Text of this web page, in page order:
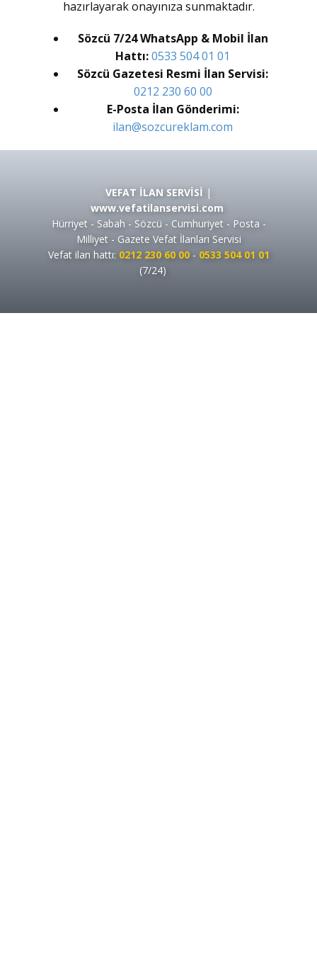
hazırlayarak onayınıza sunmaktadır.
Sözcü 7/24 WhatsApp & Mobil İlan
Hattı:0533 504 01 01
Sözcü Gazetesi Resmi İlan Servisi:
0212 230 60 00
E-Posta İlan Gönderimi:
ilan@sozcureklam.com
VEFAT İLAN SERVİSİ |
www.vefatilanservisi.com
Hürriyet - Sabah - Sözcü - Cumhuriyet - Posta -
Milliyet - Gazete Vefat İlanları Servisi
Vefat ilan hattı: 0212 230 60 00 - 0533 504 01 01
(7/24)